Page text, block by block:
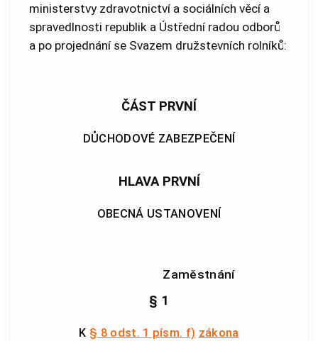
ministerstvy zdravotnictví a sociálních věcí a
spravedlnosti republik a Ústřední radou odborů
a po projednání se Svazem družstevních rolníků:
ČÁST PRVNÍ
DŮCHODOVÉ ZABEZPEČENÍ
HLAVA PRVNÍ
OBECNÁ USTANOVENÍ
Zaměstnání
§ 1
K § 8 odst. 1 písm. f) zákona